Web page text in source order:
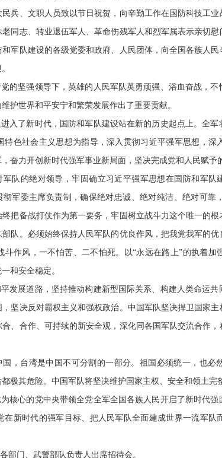
兵、文职人员致以节日祝贺，向辛勤工作在国防科技工
同志、转业退伍军人、革命伤残军人和烈军属表示亲切
军队建设的各级党委和政府、人民团体，向全国各族人
的坚强领导下，英雄的人民军队英勇顽强、浴血奋战，不
护世界和平安宁和繁荣发展作出了重要贡献。
入了新时代，国防和军队建设站在新的历史起点上。全
特色社会主义思想为指导，深入贯彻习近平强军思想，深
奋力开创新时代强军事业新局面，坚决完成党和人民赋予
队的绝对领导，牢固确立习近平强军思想在国防和军队
彻军委主席负责制，确保绝对忠诚、绝对纯洁、绝对可靠
把备战打仗作为第一要务，牢固树立战斗力这个唯一的
队。必须始终保持人民军队的优良作风，把我党我军的
斗作风，一不怕苦、二不怕死。以“永远在路上”的执着
和安全稳定。
发展道路，坚持推动构建新型国际关系、构建人类命运
坚决反对霸权主义和强权政治。中国军队坚决捍卫国家
、合作、可持续的新安全观，深化同各国军队交流合作
，台湾是中国不可分割的一部分。祖国必须统一，也必
极其危险。中国军队将坚决维护国家主权、安全和领土完
核心的党中央带领全党全军全国各族人民开启了新时代
新时代的强军目标、把人民军队全面建成世界一流军队
部门、武警部队负责人出席招待会。